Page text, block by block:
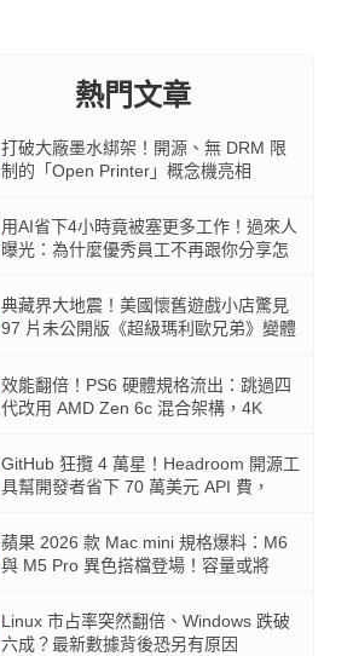
熱門文章
打破大廠墨水綁架！開源、無 DRM 限
制的「Open Printer」概念機亮相
用AI省下4小時竟被塞更多工作！過來人
曝光：為什麼優秀員工不再跟你分享怎
典藏界大地震！美國懷舊遊戲小店驚見
97 片未公開版《超級瑪利歐兄弟》變體
效能翻倍！PS6 硬體規格流出：跳過四
代改用 AMD Zen 6c 混合架構，4K
GitHub 狂攬 4 萬星！Headroom 開源工
具幫開發者省下 70 萬美元 API 費，
蘋果 2026 款 Mac mini 規格爆料：M6
與 M5 Pro 異色搭檔登場！容量或將
Linux 市占率突然翻倍、Windows 跌破
六成？最新數據背後恐另有原因